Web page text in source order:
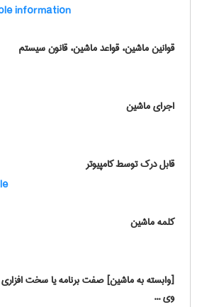
information
قوانین ماشین، قواعد ماشین، قانون سیستم
اجرای ماشین
قابل درک توسط کامپیوتر
کلمه ماشین
[وابسته به ماشین] صفت برنامه یا سخت افزاری
وی ...